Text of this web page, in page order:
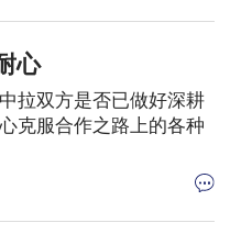
心
拉双方是否已做好深耕
克服合作之路上的各种